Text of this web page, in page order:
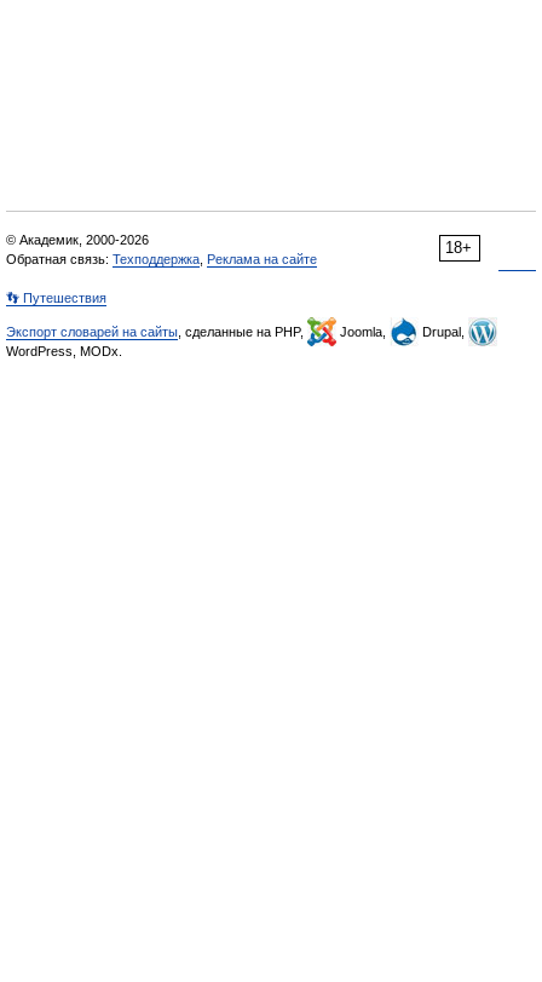
18+
© Академик, 2000-2026
Обратная связь: Техподдержка Реклама на сайте
👣 Путешествия
Экспорт словарей на сайты , сделанные на PHP, Joomla,
Drupal,
WordPress, MODx.